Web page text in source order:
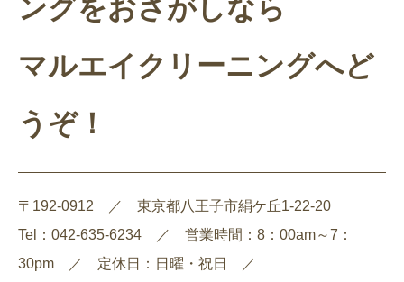
ングをおさがしなら
マルエイクリーニングへど
うぞ！
〒192-0912 ／ 東京都八王子市絹ケ丘1-22-20
Tel：042-635-6234 ／ 営業時間：8：00am～7：
30pm ／ 定休日：日曜・祝日 ／